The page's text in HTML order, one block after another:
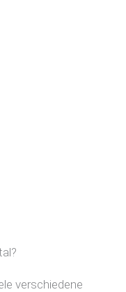
verschiedene